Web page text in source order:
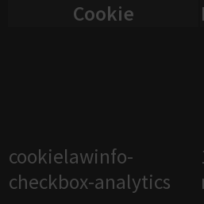
Cookie
cookielawinfo-
checkbox-analytics